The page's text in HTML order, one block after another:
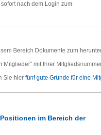
nach dem Login zum
Bereich Dokumente zum
Mitglieder" mit Ihrer
Sie hier fünf gute Gründe für eine
im Bereich der